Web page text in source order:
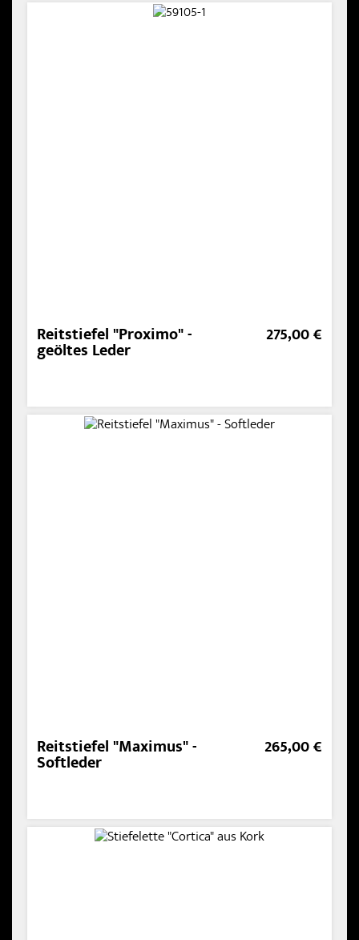
Reitstiefel "Proximo" -
geöltes Leder
275,00 €
Reitstiefel "Maximus" -
Softleder
265,00 €